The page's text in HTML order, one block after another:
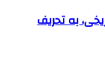
به تحریف